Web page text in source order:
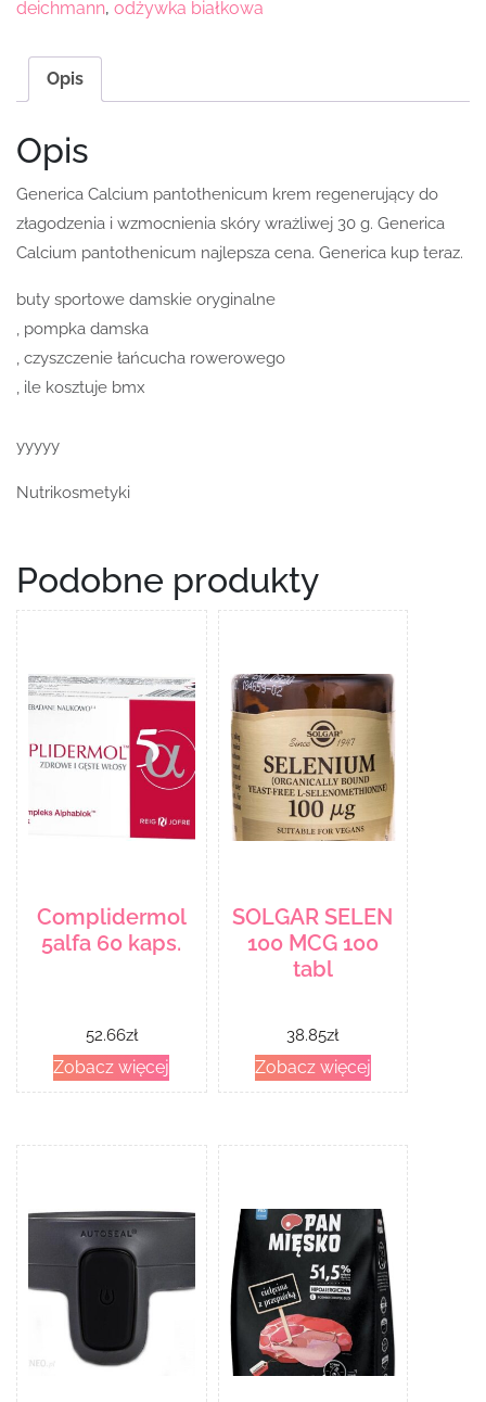
deichmann, odżywka białkowa
Opis
Opis
Generica Calcium pantothenicum krem regenerujący do
złagodzenia i wzmocnienia skóry wrażliwej 30 g. Generica
Calcium pantothenicum najlepsza cena. Generica kup teraz.
buty sportowe damskie oryginalne
, pompka damska
, czyszczenie łańcucha rowerowego
, ile kosztuje bmx
yyyyy
Nutrikosmetyki
Podobne produkty
Complidermol
5alfa 60 kaps.
52.66zł
Zobacz więcej
SOLGAR SELEN
100 MCG 100
tabl
38.85zł
Zobacz więcej